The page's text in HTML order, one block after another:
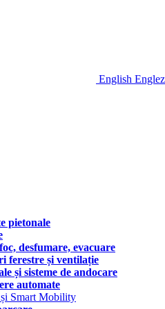
English
pietonale
desfumare, evacuare
ferestre și ventilație
și sisteme de andocare
automate
și Smart Mobility